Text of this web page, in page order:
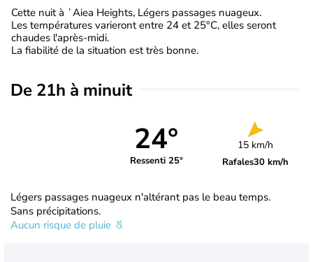
Cette nuit à ʻAiea Heights, Légers passages nuageux.
Les températures varieront entre 24 et 25°C, elles seront
chaudes l'après-midi.
La fiabilité de la situation est très bonne.
De 21h à minuit
24°
Ressenti 25°
15 km/h
Rafales30 km/h
Légers passages nuageux n'altérant pas le beau temps.
Sans précipitations.
Aucun risque de pluie